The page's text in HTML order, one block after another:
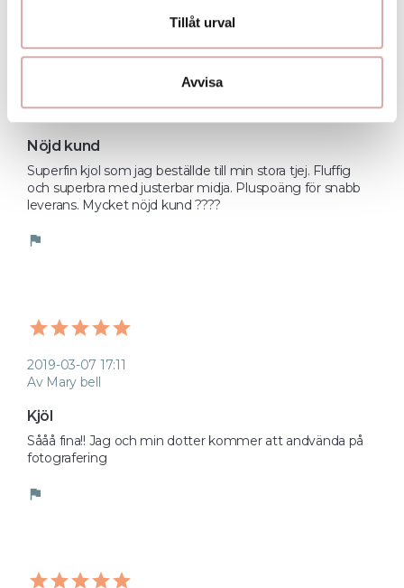
Tillåt urval
Avvisa
Av Sabrina
Nöjd kund
Superfin kjol som jag beställde till min stora tjej. Fluffig
och superbra med justerbar midja. Pluspoäng för snabb
leverans. Mycket nöjd kund ????
flag
2019-03-07 17:11
Av Mary bell
Kjöl
Sååå fina!! Jag och min dotter kommer att andvända på
fotografering
flag